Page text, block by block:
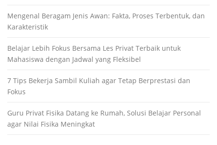
Mengenal Beragam Jenis Awan: Fakta, Proses Terbentuk, dan
Karakteristik
Belajar Lebih Fokus Bersama Les Privat Terbaik untuk
Mahasiswa dengan Jadwal yang Fleksibel
7 Tips Bekerja Sambil Kuliah agar Tetap Berprestasi dan
Fokus
Guru Privat Fisika Datang ke Rumah, Solusi Belajar Personal
agar Nilai Fisika Meningkat